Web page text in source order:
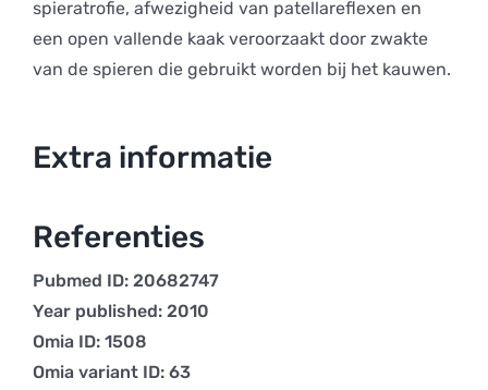
spieratrofie, afwezigheid van patellareflexen en
een open vallende kaak veroorzaakt door zwakte
van de spieren die gebruikt worden bij het kauwen.
Extra informatie
Referenties
Pubmed ID: 20682747
Year published: 2010
Omia ID: 1508
Omia variant ID: 63